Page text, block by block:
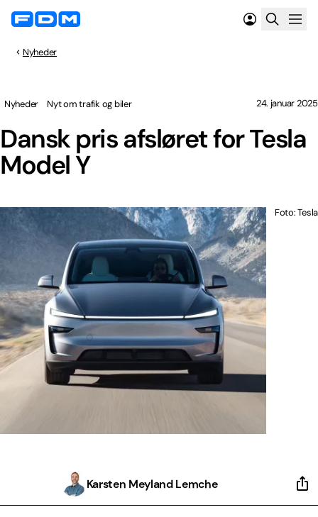
Nyheder
Dansk pris afsløret for Tesla
Model Y
Nyheder Nyt om trafik og biler 24. januar 2025
Foto: Tesla
Karsten Meyland Lemche